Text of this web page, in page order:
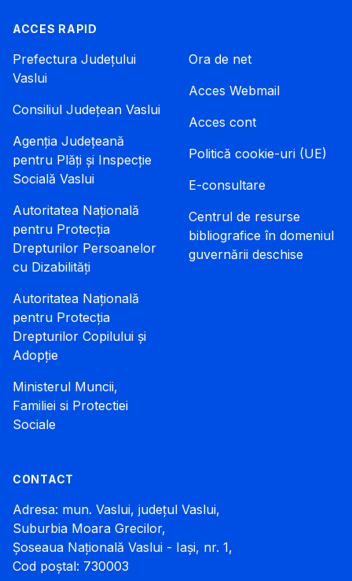
ACCES RAPID
Prefectura Județului
Vaslui
Consiliul Județean Vaslui
Agenția Județeană
pentru Plăți și Inspecție
Socială Vaslui
Autoritatea Națională
pentru Protecția
Drepturilor Persoanelor
cu Dizabilități
Autoritatea Națională
pentru Protecția
Drepturilor Copilului și
Adopție
Ministerul Muncii,
Familiei si Protectiei
Sociale
Ora de net
Acces Webmail
Acces cont
Politică cookie-uri (UE)
E-consultare
Centrul de resurse
bibliografice în domeniul
guvernării deschise
CONTACT
Adresa: mun. Vaslui, județul Vaslui,
Suburbia Moara Grecilor,
Șoseaua Națională Vaslui - Iași, nr. 1,
Cod poștal: 730003